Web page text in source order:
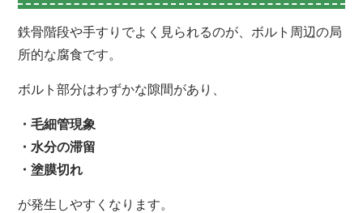
鉄骨階段や手すりでよく見られるのが、ボルト周辺の局
所的な腐食です。
ボルト部分はわずかな隙間があり、
・毛細管現象
・水分の滞留
・塗膜切れ
が発生しやすくなります。